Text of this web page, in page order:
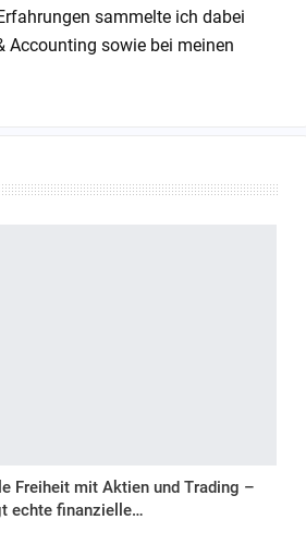
sammelte ich dabei
sowie bei meinen
Freiheit mit Aktien und Trading –
echte finanzielle…